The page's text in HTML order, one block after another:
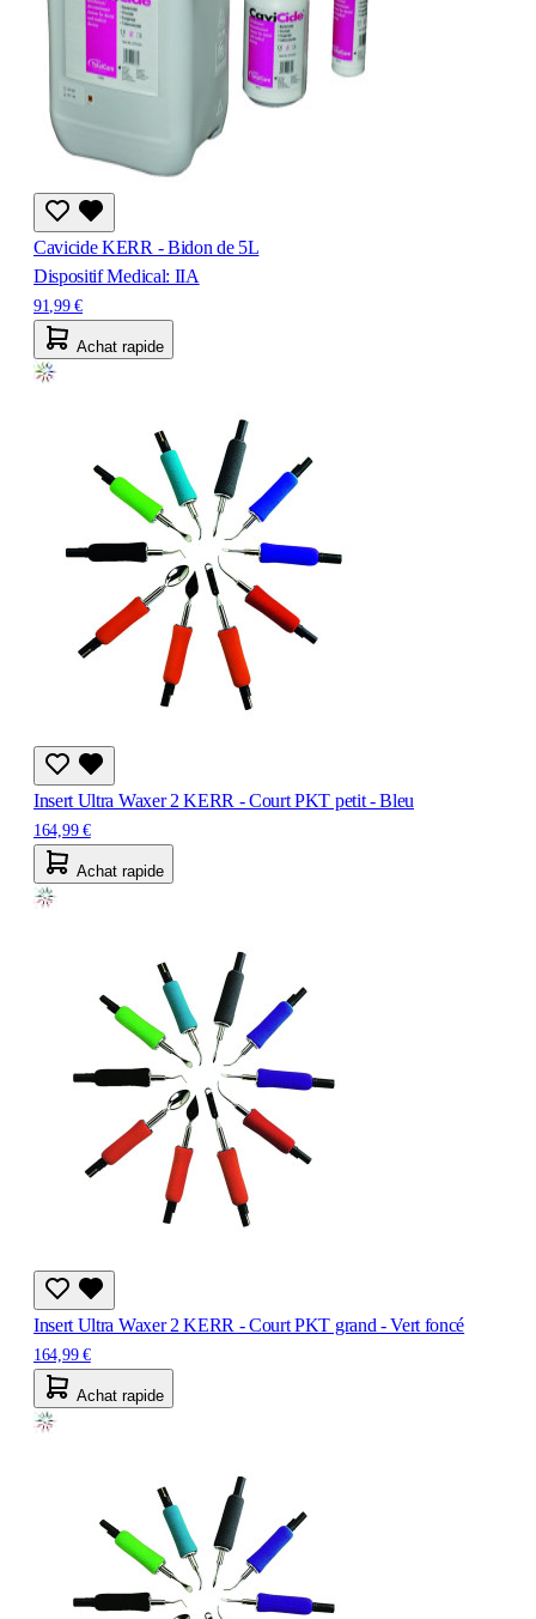
Cavicide KERR - Bidon de 5L
Dispositif Medical: IIA
91,99 €
Achat rapide
Insert Ultra Waxer 2 KERR - Court PKT petit - Bleu
164,99 €
Achat rapide
Insert Ultra Waxer 2 KERR - Court PKT grand - Vert foncé
164,99 €
Achat rapide